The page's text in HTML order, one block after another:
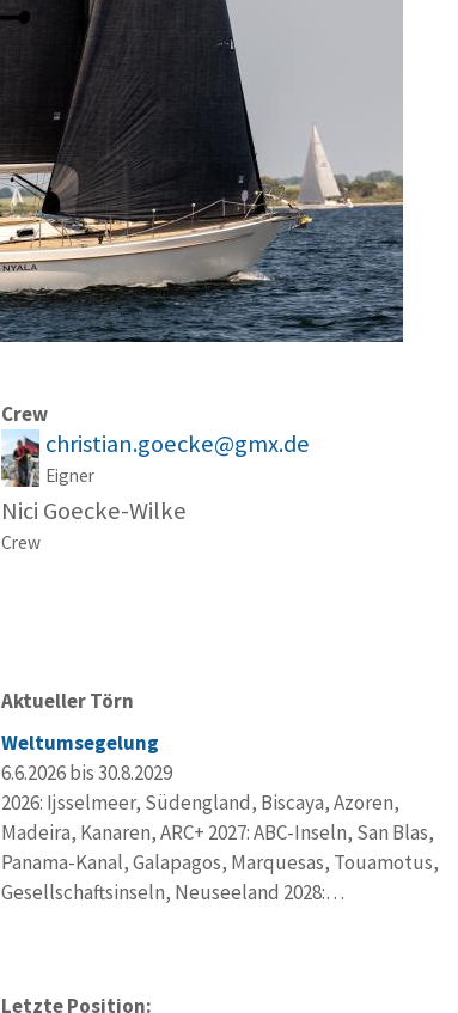
Crew
christian.goecke@gmx.de
Eigner
Nici Goecke-Wilke
Crew
Aktueller Törn
Weltumsegelung
6.6.2026 bis 30.8.2029
2026: Ijsselmeer, Südengland, Biscaya, Azoren,
Madeira, Kanaren, ARC+ 2027: ABC-Inseln, San Blas,
Panama-Kanal, Galapagos, Marquesas, Touamotus,
Gesellschaftsinseln, Neuseeland 2028:…
Letzte Position: